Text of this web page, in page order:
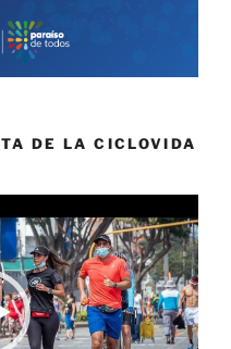
DE LA CICLOVIDA